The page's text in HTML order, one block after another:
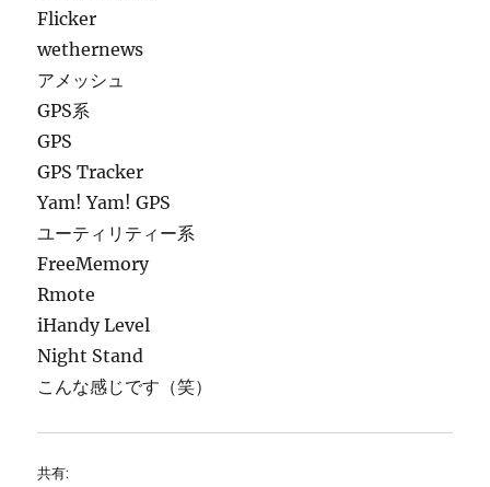
Flicker
wethernews
アメッシュ
GPS系
GPS
GPS Tracker
Yam! Yam! GPS
ユーティリティー系
FreeMemory
Rmote
iHandy Level
Night Stand
こんな感じです（笑）
共有: